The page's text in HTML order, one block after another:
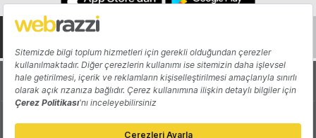
Hakkında Yazarlar
Katkıda Bulun Reklam